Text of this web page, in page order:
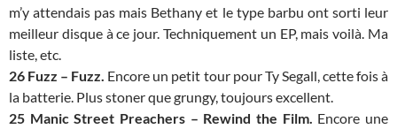
m’y attendais pas mais Bethany et le type barbu ont sorti leur
meilleur disque à ce jour. Techniquement un EP, mais voilà. Ma
liste, etc.
26 Fuzz – Fuzz. Encore un petit tour pour Ty Segall, cette fois à
la batterie. Plus stoner que grungy, toujours excellent.
25 Manic Street Preachers – Rewind the Film. Encore une